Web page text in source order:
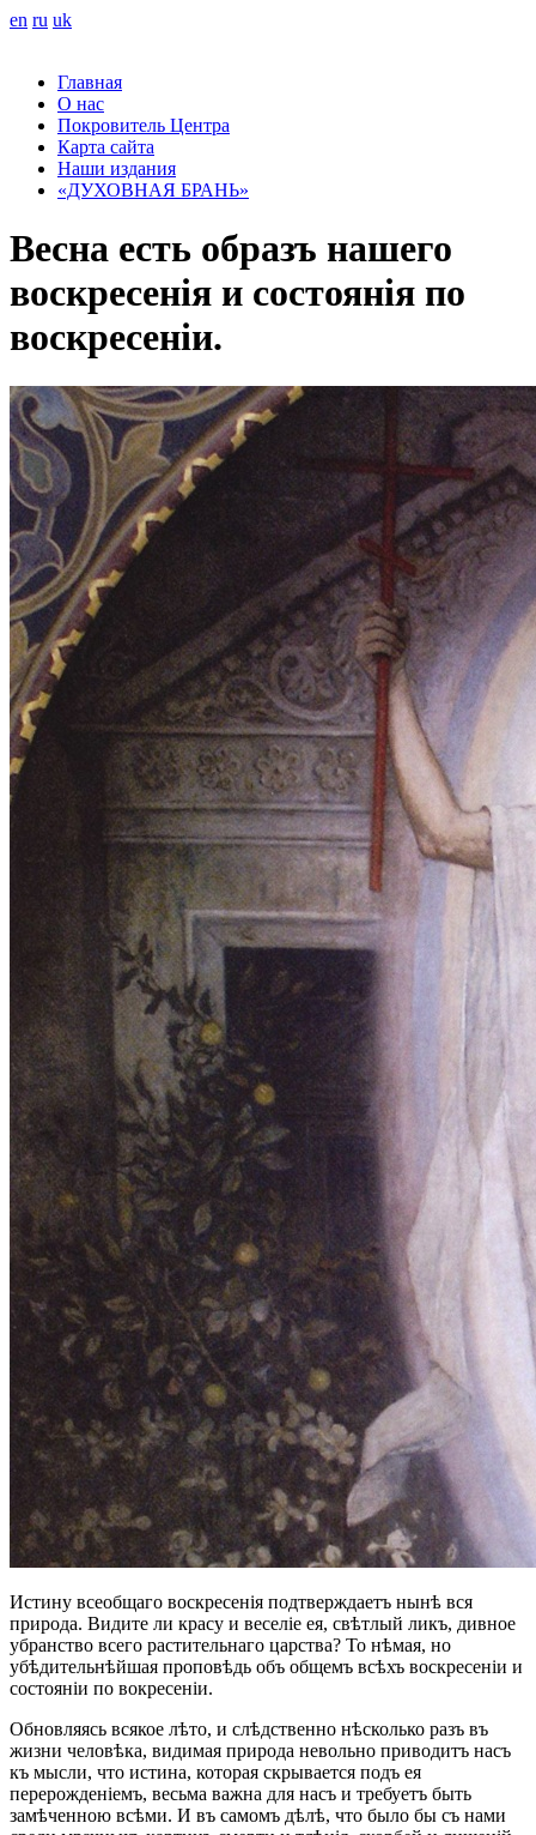
en ru uk
Главная
О нас
Покровитель Центра
Карта сайта
Наши издания
«ДУХОВНАЯ БРАНЬ»
Весна есть образъ нашего
воскресенія и состоянія по
воскресеніи.
Истину всеобщаго воскресенія подтверждаетъ нынѣ вся
природа. Видите ли красу и веселіе ея, свѣтлый ликъ, дивное
убранство всего растительнаго царства? То нѣмая, но
убѣдительнѣйшая проповѣдь объ общемъ всѣхъ воскресеніи и
состояніи по вокресеніи.
Обновляясь всякое лѣто, и слѣдственно нѣсколько разъ въ
жизни человѣка, видимая природа невольно приводитъ насъ
къ мысли, что истина, которая скрывается подъ ея
перерожденіемъ, весьма важна для насъ и требуетъ быть
замѣченною всѣми. И въ самомъ дѣлѣ, что было бы съ нами